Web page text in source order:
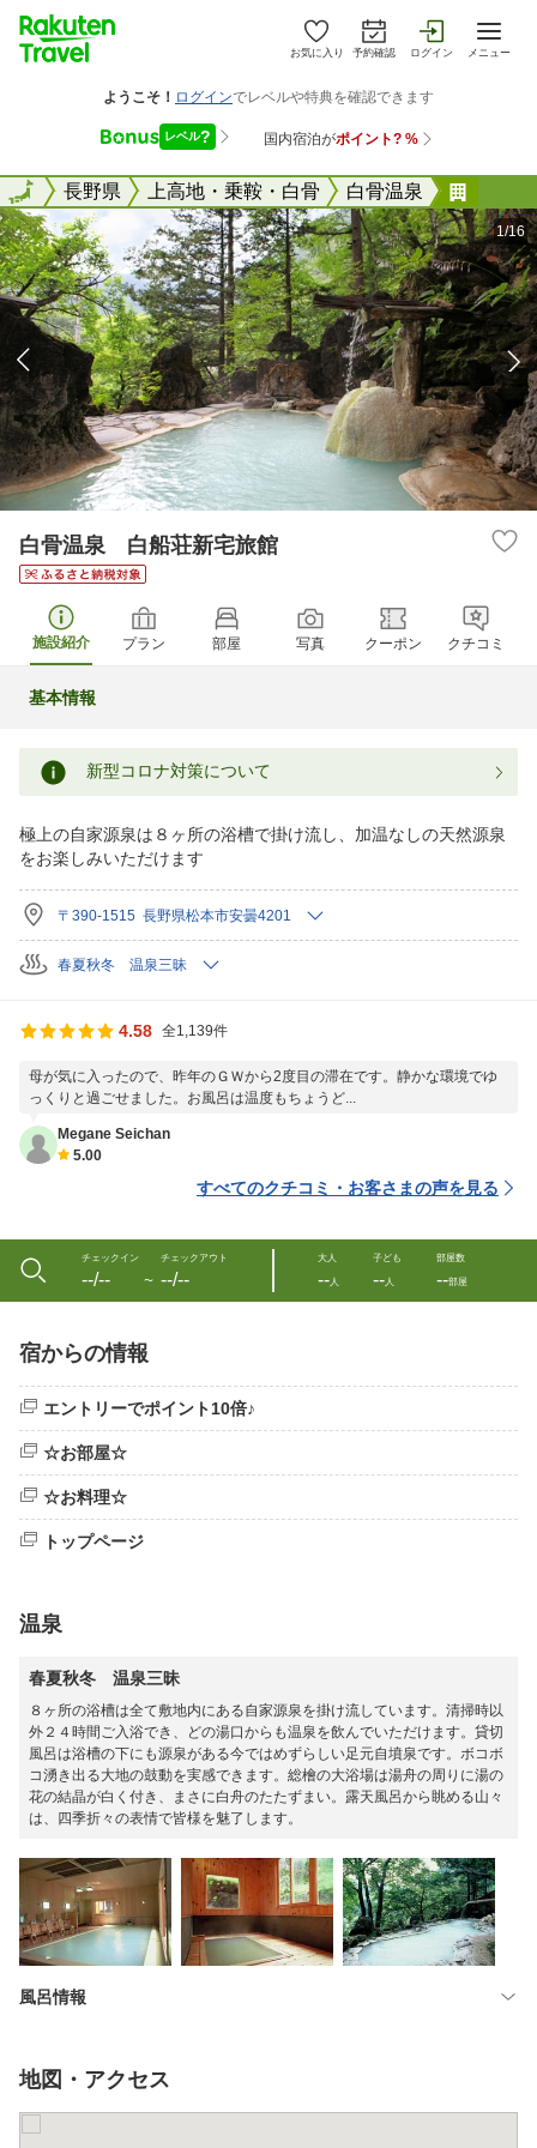
お気に入り 予約確認 ログイン メニュー
全国長野県 上高地・乗鞍・白骨 白骨温泉
全国
1/16
白骨温泉 白船荘新宅旅館
施設紹介 プラン 部屋 写真 クーポン クチコミ
基本情報
新型コロナ対策について
極上の自家源泉は８ヶ所の浴槽で掛け流し、加温なしの天然源泉
をお楽しみいただけます
〒390-1515 長野県松本市安曇4201
春夏秋冬 温泉三昧
4.58 全1,139件
母が気に入ったので、昨年のＧＷから2度目の滞在です。静かな環境でゆ
っくりと過ごせました。お風呂は温度もちょうど...
Megane Seichan
5.00
すべてのクチコミ・お客さまの声を見る
チェックイン
--/-- 〜
チェックアウト
--/--
大人
--人
子ども
--人
部屋数
--部屋
宿からの情報
エントリーでポイント10倍♪
☆お部屋☆
☆お料理☆
トップページ
温泉
春夏秋冬 温泉三昧
８ヶ所の浴槽は全て敷地内にある自家源泉を掛け流しています。清掃時以
外２４時間ご入浴でき、どの湯口からも温泉を飲んでいただけます。貸切
風呂は浴槽の下にも源泉がある今ではめずらしい足元自墳泉です。ボコボ
コ湧き出る大地の鼓動を実感できます。総檜の大浴場は湯舟の周りに湯の
花の結晶が白く付き、まさに白舟のたたずまい。露天風呂から眺める山々
は、四季折々の表情で皆様を魅了します。
風呂情報
地図・アクセス